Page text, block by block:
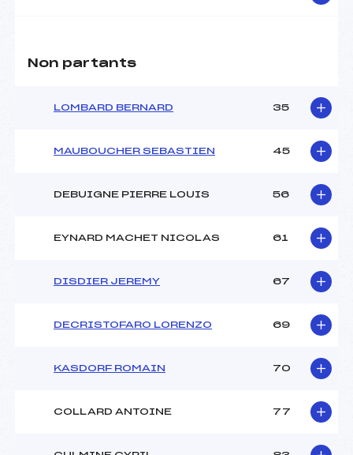
Non partants
LOMBARD BERNARD 35
MAUBOUCHER SEBASTIEN 45
DEBUIGNE PIERRE LOUIS 56
EYNARD MACHET NICOLAS 61
DISDIER JEREMY 67
DECRISTOFARO LORENZO 69
KASDORF ROMAIN 70
COLLARD ANTOINE 77